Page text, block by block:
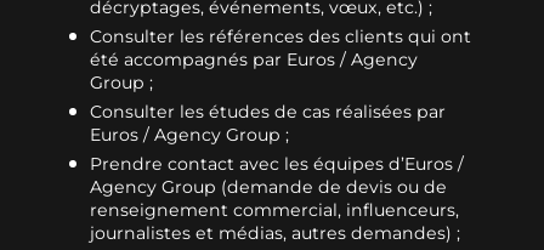
décryptages, événements, vœux, etc.) ;
Consulter les références des clients qui ont
été accompagnés par Euros / Agency
Group ;
Consulter les études de cas réalisées par
Euros / Agency Group ;
Prendre contact avec les équipes d’Euros /
Agency Group (demande de devis ou de
renseignement commercial, influenceurs,
journalistes et médias, autres demandes) ;